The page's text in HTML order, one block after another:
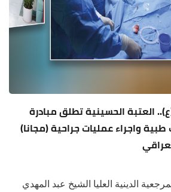
العتبة الحسينية تطلق مبادرة
واجراء عمليات جراحية (مجانا)
الدينية العليا الشيخ عبد المهدي